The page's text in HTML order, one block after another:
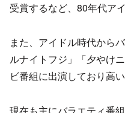
受賞するなど、80年代ア
また、アイドル時代から
ルナイトフジ」「夕やけ
ビ番組に出演しており高